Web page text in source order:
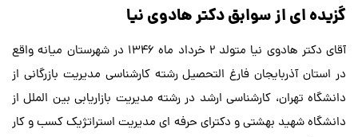
گزیده ای از سوابق دکتر هادوی نیا
آقای دکتر هادوی نیا متولد 2 خرداد ماه 1346 در شهرستان میانه واقع
در استان آذربایجان فارغ التحصیل رشته کارشناسی مدیریت بازرگانی از
دانشگاه تهران، کارشناسی ارشد در رشته مدیریت بازاریابی بین الملل از
دانشگاه شهید بهشتی و دکترای حرفه ای مدیریت استراتژیک کسب و کار